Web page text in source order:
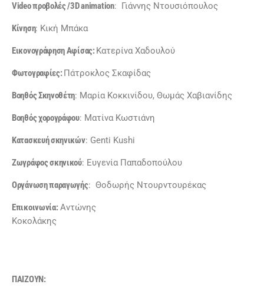
Video προβολές /3Danimation: Γιάννης Ντουσιόπουλος
Κίνηση: Κική Μπάκα
Εικονογράφηση Αφίσας: Κατερίνα Χαδουλού
Φωτογραφίες: Πάτροκλος Σκαφίδας
Βοηθός Σκηνοθέτη: Μαρία Κοκκινίδου, Θωμάς Χαβιανίδης
Βοηθός χορογράφου: Ματίνα Κωστιάνη
Κατασκευή σκηνικών: Genti Kushi
Ζωγράφος σκηνικού: Ευγενία Παπαδοπούλου
Οργάνωση παραγωγής: Θοδωρής Ντουρντουρέκας
Επικοινωνία:Αντώνης
Κοκολάκης
ΠΑΙΖΟΥΝ: